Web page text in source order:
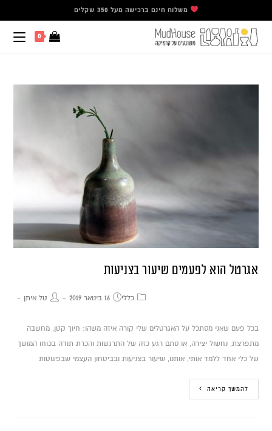
משלוח חינם ברכישה מעל 350 שקלים
0
אגרטל הוא לפעמים שיעור בצניעות
טל איתן 16 בינואר 2019 כללי
בכל פעם שאני מסתכל על האגרטלים שלי קורה איזה משהו: חיוך קטן, מחשבה
מתפרצת, נחשול יצירה, או סתם רגע כזה של התרגשות והכרת תודה בכוחו המושך
של כלי אחד ללמד אותי, אותנו, שיעור בצניעות ובביטחון העצמי שבפשטות
להמשך קריאה